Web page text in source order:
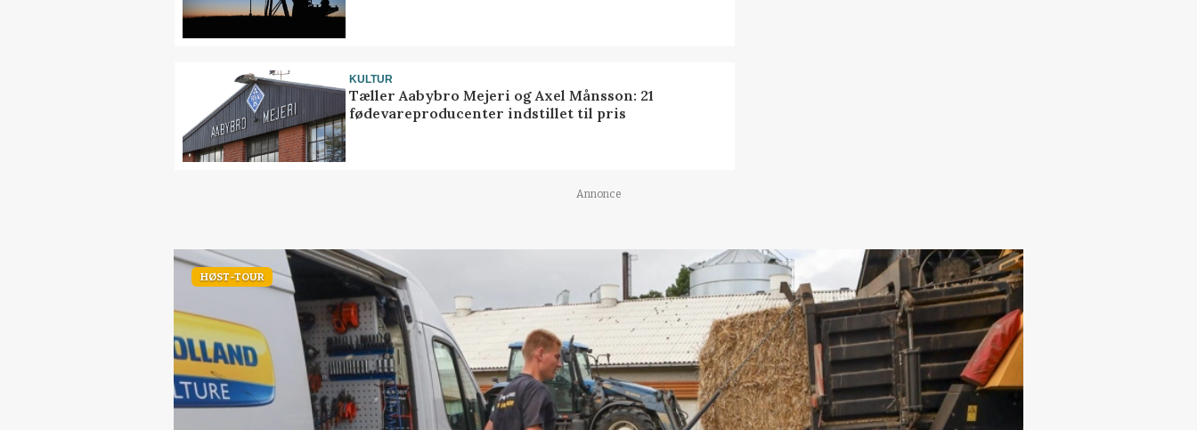
KULTUR
Tæller Aabybro Mejeri og Axel Månsson: 21
fødevareproducenter indstillet til pris
Annonce
HØST-TOUR